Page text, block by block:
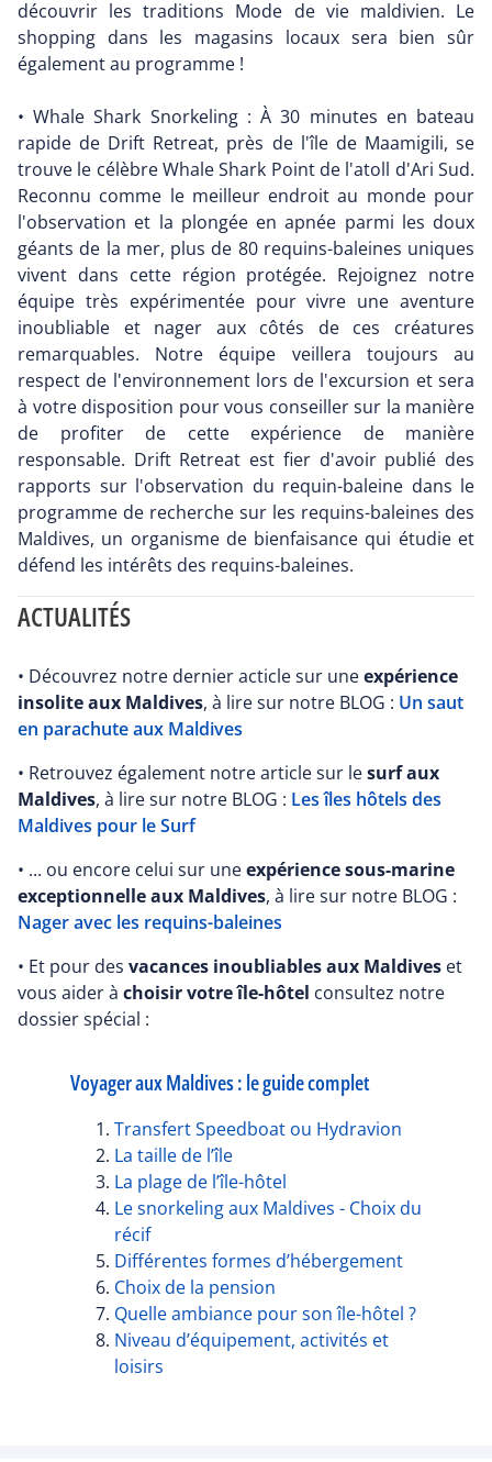
découvrir les traditions Mode de vie maldivien. Le
shopping dans les magasins locaux sera bien sûr
également au programme !
• Whale Shark Snorkeling : À 30 minutes en bateau
rapide de Drift Retreat, près de l'île de Maamigili, se
trouve le célèbre Whale Shark Point de l'atoll d'Ari Sud.
Reconnu comme le meilleur endroit au monde pour
l'observation et la plongée en apnée parmi les doux
géants de la mer, plus de 80 requins-baleines uniques
vivent dans cette région protégée. Rejoignez notre
équipe très expérimentée pour vivre une aventure
inoubliable et nager aux côtés de ces créatures
remarquables. Notre équipe veillera toujours au
respect de l'environnement lors de l'excursion et sera
à votre disposition pour vous conseiller sur la manière
de profiter de cette expérience de manière
responsable. Drift Retreat est fier d'avoir publié des
rapports sur l'observation du requin-baleine dans le
programme de recherche sur les requins-baleines des
Maldives, un organisme de bienfaisance qui étudie et
défend les intérêts des requins-baleines.
ACTUALITÉS
• Découvrez notre dernier acticle sur uneexpérience
insolite aux Maldives, à lire sur notre BLOG : Un saut
en parachute aux Maldives
• Retrouvez également notre article sur lesurf aux
Maldives, à lire sur notre BLOG : Les îles hôtels des
Maldives pour le Surf
• ... ou encore celui sur uneexpérience sous-marine
exceptionnelle aux Maldives, à lire sur notre BLOG :
Nager avec les requins-baleines
• Et pour des vacances inoubliables aux Maldives et
vous aider à choisir votre île-hôtel consultez notre
dossier spécial :
Voyager aux Maldives : le guide complet
Transfert Speedboat ou Hydravion
La taille de l’île
La plage de l’île-hôtel
Le snorkeling aux Maldives - Choix du
récif
Différentes formes d’hébergement
Choix de la pension
Quelle ambiance pour son île-hôtel ?
Niveau d’équipement, activités et
loisirs